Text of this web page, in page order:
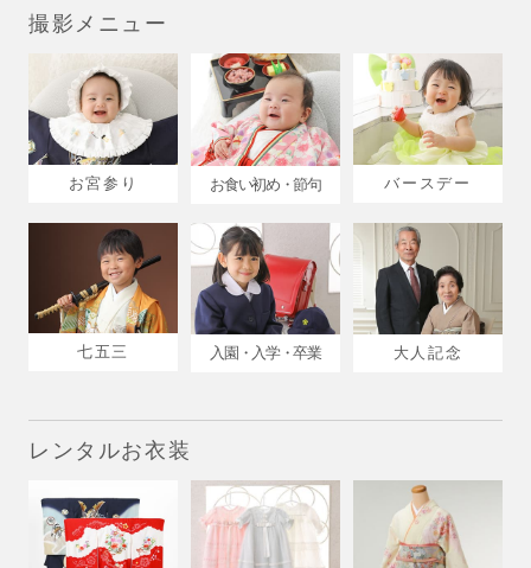
撮影メニュー
お宮参り お食い初め・節句 バースデー
七五三 入園・入学・卒業 大人記念
レンタルお衣装